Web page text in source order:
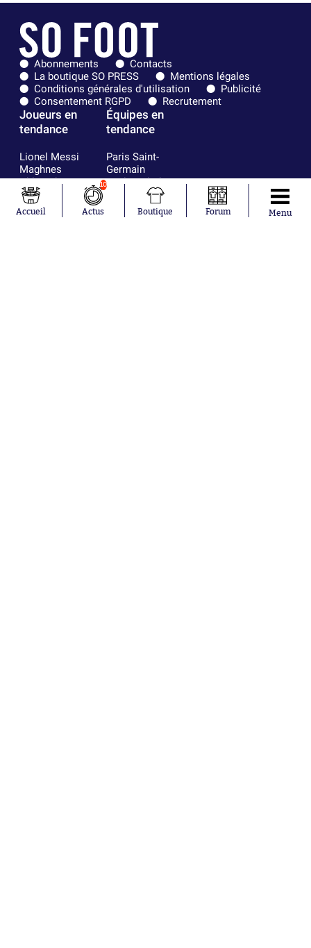
Abonnements
Contacts
La boutique SO PRESS
Mentions légales
Conditions générales d'utilisation
Publicité
Consentement RGPD
Recrutement
Joueurs en
tendance
Lionel Messi
Maghnes
Akliouche
Mohamed
Salah
Équipes en
tendance
Paris Saint-
Germain
Real Madrid
Olympique de
Marseille
FIFA
Accueil
10
Actus Boutique Forum Menu